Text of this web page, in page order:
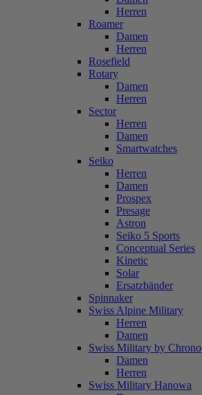
Herren
Roamer
Damen
Herren
Rosefield
Rotary
Damen
Herren
Sector
Herren
Damen
Smartwatches
Seiko
Herren
Damen
Prospex
Presage
Astron
Seiko 5 Sports
Conceptual Series
Kinetic
Solar
Ersatzbänder
Spinnaker
Swiss Alpine Military
Herren
Damen
Swiss Military by Chrono
Damen
Herren
Swiss Military Hanowa